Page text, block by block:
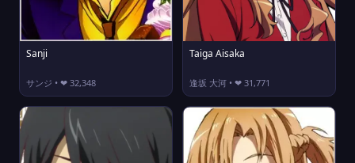
Sanji
サンジ • ❤ 32,348
Taiga Aisaka
逢坂 大河 • ❤ 31,771